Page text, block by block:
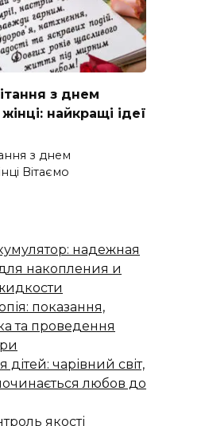
з днем
найкращі ідеї
з днем
Вітаємо
надежная
накопления и
показання,
та проведення
дітей: чарівний світ,
любов до
якості